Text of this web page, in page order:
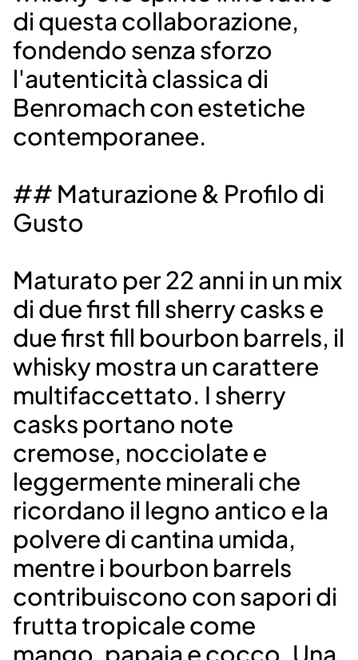
di questa collaborazione,
fondendo senza sforzo
l'autenticità classica di
Benromach con estetiche
contemporanee.
## Maturazione & Profilo di
Gusto
Maturato per 22 anni in un mix
di due first fill sherry casks e
due first fill bourbon barrels, il
whisky mostra un carattere
multifaccettato. I sherry
casks portano note
cremose, nocciolate e
leggermente minerali che
ricordano il legno antico e la
polvere di cantina umida,
mentre i bourbon barrels
contribuiscono con sapori di
frutta tropicale come
mango, papaia e cocco. Una